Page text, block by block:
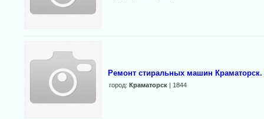
Ремонт стиральных машин
город: Краматорск| 1844